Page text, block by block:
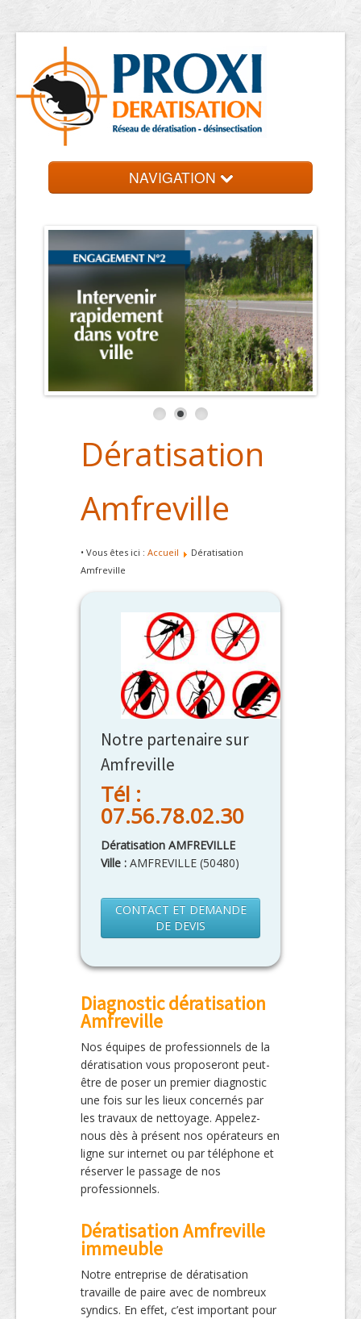
NAVIGATION
Les entreprises
Contact et devis
Dératisation
Amfreville
• Vous êtes ici : Accueil
Dératisation
Amfreville
Notre partenaire sur
Amfreville
Tél :
07.56.78.02.30
Dératisation AMFREVILLE
Ville : AMFREVILLE (50480)
CONTACT ET DEMANDE
DE DEVIS
Diagnostic dératisation
Amfreville
Nos équipes de professionnels de la
dératisation vous proposeront peut-
être de poser un premier diagnostic
une fois sur les lieux concernés par
les travaux de nettoyage. Appelez-
nous dès à présent nos opérateurs en
ligne sur internet ou par téléphone et
réserver le passage de nos
professionnels.
Dératisation Amfreville
immeuble
Notre entreprise de dératisation
travaille de paire avec de nombreux
syndics. En effet, c’est important pour